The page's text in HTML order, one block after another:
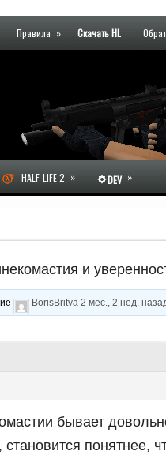
Правила » Скачать HL
HALF-LIFE 2 » DEV »
и
BorisBritva 2 мес., 2 нед.
бывает
, становится понятнее,